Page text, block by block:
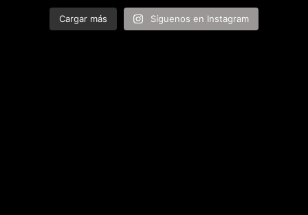
Cargar más Síguenos en Instagram